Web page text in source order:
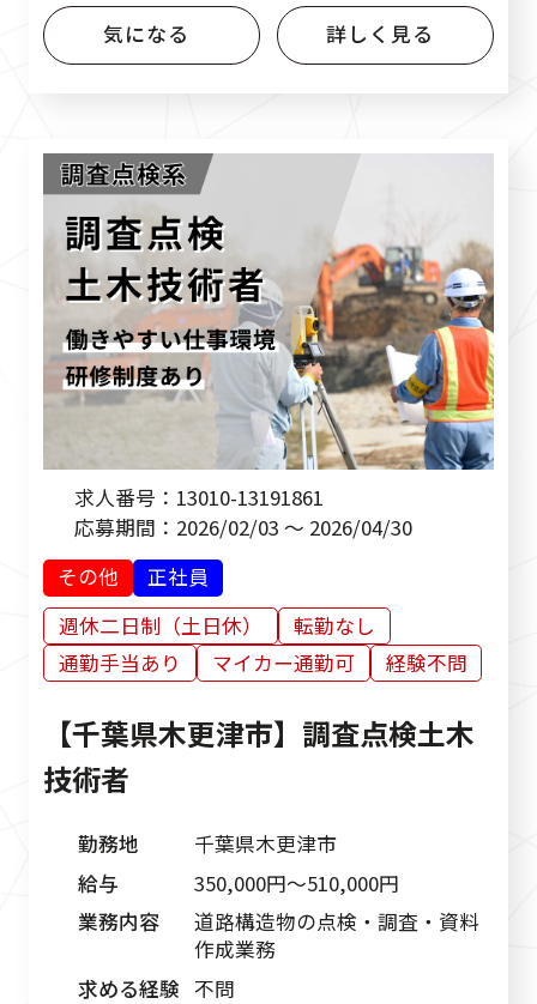
気になる 詳しく見る
求人番号： 13010-13191861
応募期間： 2026/02/03 ～ 2026/04/30
その他
正社員
週休二日制（土日休）
転勤なし
通勤手当あり
マイカー通勤可 経験不問
【千葉県木更津市】調査点検土木
技術者
勤務地
千葉県木更津市
給与
350,000円〜510,000円
業務内容
道路構造物の点検・調査・資料
作成業務
求める経験 不問